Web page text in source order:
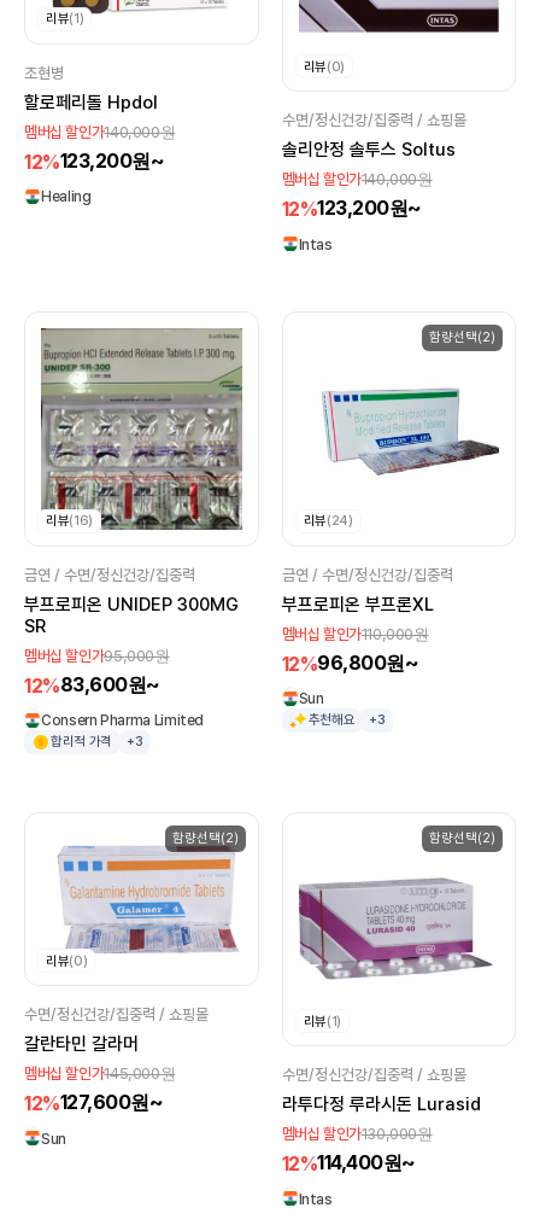
리뷰(1)
조현병
할로페리돌 Hpdol
멤버십 할인가140,000원
12%123,200원~
Healing
리뷰(0)
수면/정신건강/집중력 / 쇼핑몰
솔리안정 솔투스 Soltus
멤버십 할인가140,000원
12%123,200원~
Intas
리뷰(16)
금연 / 수면/정신건강/집중력
부프로피온 UNIDEP 300MG
SR
멤버십 할인가95,000원
12%83,600원~
Consern Pharma Limited
합리적 가격 +3
함량선택(2)
리뷰(24)
금연 / 수면/정신건강/집중력
부프로피온 부프론XL
멤버십 할인가110,000원
12%96,800원~
Sun
추천해요 +3
함량선택(2)
리뷰(0)
수면/정신건강/집중력 / 쇼핑몰
갈란타민 갈라머
멤버십 할인가145,000원
12%127,600원~
Sun
함량선택(2)
리뷰(1)
수면/정신건강/집중력 / 쇼핑몰
라투다정 루라시돈 Lurasid
멤버십 할인가130,000원
12%114,400원~
Intas